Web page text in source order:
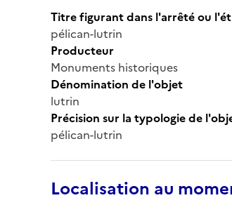
Titre figurant dans l'arrêté ou
pélican-lutrin
Producteur
Monuments historiques
Dénomination de l'objet
lutrin
Précision sur la typologie de
pélican-lutrin
Localisation au